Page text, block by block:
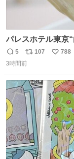
パレスホテル東京
パフェ」キラキラ
press.net/news/
返
信
5
リ
ポ
ト
数
107
い
数
788
3時間前